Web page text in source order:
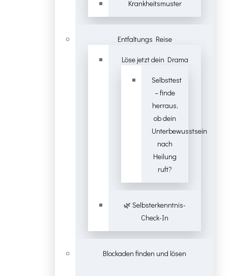
Krankheitsmuster
Entfaltungs Reise
Löse jetzt dein Drama
Selbsttest
– finde
herraus,
ob dein
Unterbewusstsein
nach
Heilung
ruft?
🌿 Selbsterkenntnis-
Check-In
Blockaden finden und lösen